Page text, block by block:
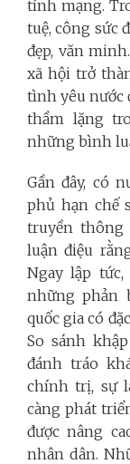
tính mạng.
tuệ, công sức
đẹp, văn
xã hội trở
tình yêu nước
thầm lặng
những bình
Gần đây, có
phủ hạn chế
truyền thông
luận điệu
Ngay lập
những phản
quốc gia có
So sánh
đánh tráo
chính trị, sự
càng phát
được nâng
nhân dân.